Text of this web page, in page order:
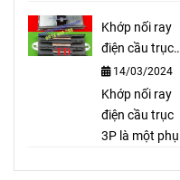
an toàn rất
cần thiết
cho cầu
trục, cổng
bộ phát sóng
dùng để điều
khiển palang,
cầu trục, xe
cẩu, cửa cổng
tự động. Điều
Khớp nối ray
điện cầu trục
3P là gì?
14/03/2024
Khớp nối ray
điện cầu trục
3P là một phụ